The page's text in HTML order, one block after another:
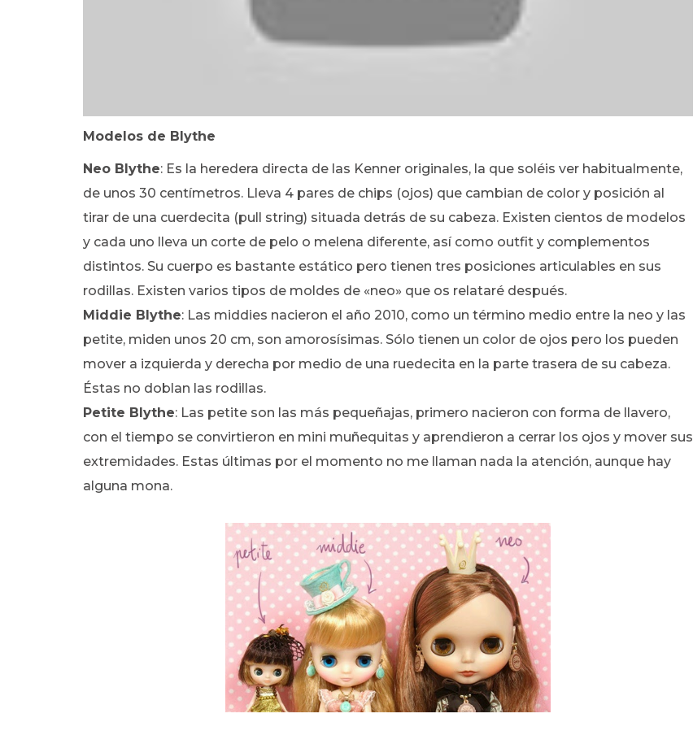
Modelos de Blythe
Neo Blythe: Es la heredera directa de las Kenner originales, la que soléis ver habitualmente,
de unos 30 centímetros. Lleva 4 pares de chips (ojos) que cambian de color y posición al
tirar de una cuerdecita (pull string) situada detrás de su cabeza. Existen cientos de modelos
y cada uno lleva un corte de pelo o melena diferente, así como outfit y complementos
distintos. Su cuerpo es bastante estático pero tienen tres posiciones articulables en sus
rodillas. Existen varios tipos de moldes de «neo» que os relataré después.
Middie Blythe: Las middies nacieron el año 2010, como un término medio entre la neo y las
petite, miden unos 20 cm, son amorosísimas. Sólo tienen un color de ojos pero los pueden
mover a izquierda y derecha por medio de una ruedecita en la parte trasera de su cabeza.
Éstas no doblan las rodillas.
Petite Blythe: Las petite son las más pequeñajas, primero nacieron con forma de llavero,
con el tiempo se convirtieron en mini muñequitas y aprendieron a cerrar los ojos y mover sus
extremidades. Estas últimas por el momento no me llaman nada la atención, aunque hay
alguna mona.